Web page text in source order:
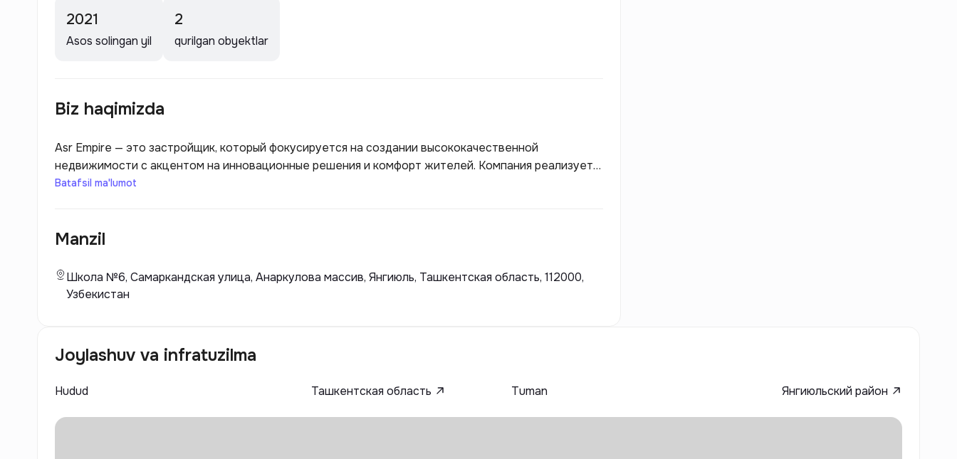
2021
Asos solingan yil
2
qurilgan obyektlar
Biz haqimizda
Asr Empire — это застройщик, который фокусируется на создании высококачественной
недвижимости с акцентом на инновационные решения и комфорт жителей. Компания реализует
проекты в сфере жилой и коммерческой недвижимости, обеспечивая современный дизайн,
Batafsil ma'lumot
Manzil
Школа №6, Самаркандская улица, Анаркулова массив, Янгиюль, Ташкентская область, 112000,
Узбекистан
Joylashuv va infratuzilma
Hudud Ташкентская область Tuman Янгиюльский район